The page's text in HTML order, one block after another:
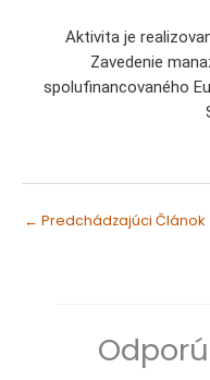
Aktivita je
Zavedenie
spolufinancovaného
← Predchádzajúci Článok